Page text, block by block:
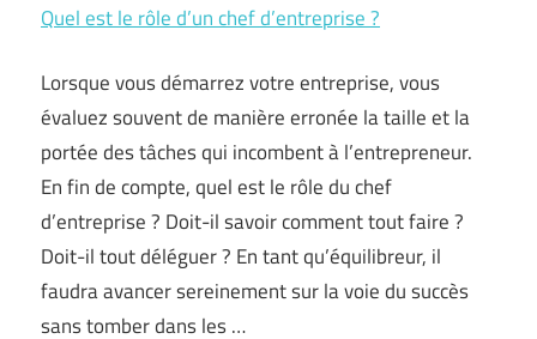
Quel est le rôle d’un chef d’entreprise ?
Lorsque vous démarrez votre entreprise, vous
évaluez souvent de manière erronée la taille et la
portée des tâches qui incombent à l’entrepreneur.
En fin de compte, quel est le rôle du chef
d’entreprise ? Doit-il savoir comment tout faire ?
Doit-il tout déléguer ? En tant qu’équilibreur, il
faudra avancer sereinement sur la voie du succès
sans tomber dans les …